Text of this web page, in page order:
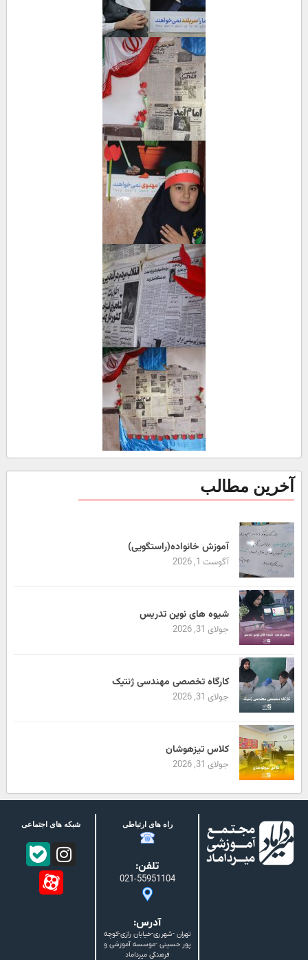
آخرین مطالب
آموزش خانواده(راستگویی)
آگوست 1, 2026
شیوه های نوین تدریس
جولای 31, 2026
کارگاه تخصصی مهندسی ژنتیک
جولای 31, 2026
کلاس تیزهوشان
جولای 31, 2026
راه های ارتباطی
تلفن:
021-55951104
آدرس:
تهران -شهرری-خیابان رازی-کوچه
پور حسینی -موسسه آموزشی و
فرهنگی میرداماد
شبکه های اجتماعی